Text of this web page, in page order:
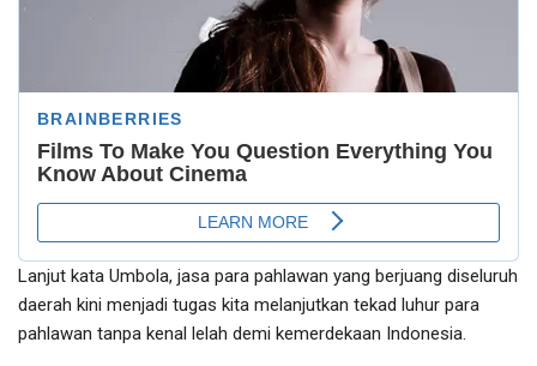
Lanjut kata Umbola, jasa para pahlawan yang berjuang diseluruh
daerah kini menjadi tugas kita melanjutkan tekad luhur para
pahlawan tanpa kenal lelah demi kemerdekaan Indonesia.